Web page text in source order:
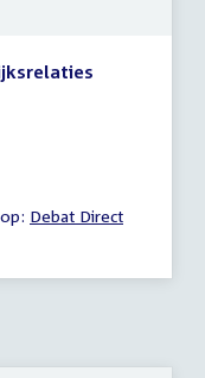
External
Debat Direct